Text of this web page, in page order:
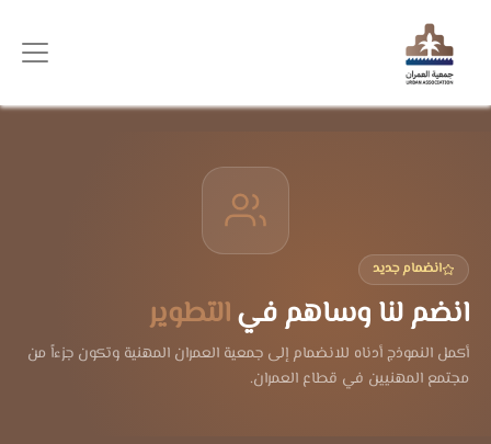
انضمام جديد
انضم لنا وساهم فيالتطوير
أكمل النموذج أدناه للانضمام إلى جمعية العمران المهنية وتكون جزءاً من
مجتمع المهنيين في قطاع العمران.